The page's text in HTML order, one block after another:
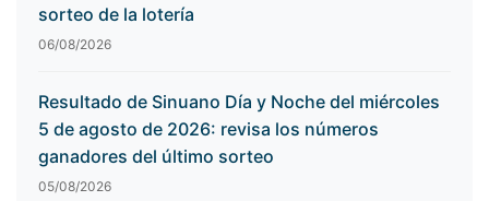
sorteo de la lotería
06/08/2026
Resultado de Sinuano Día y Noche del miércoles
5 de agosto de 2026: revisa los números
ganadores del último sorteo
05/08/2026